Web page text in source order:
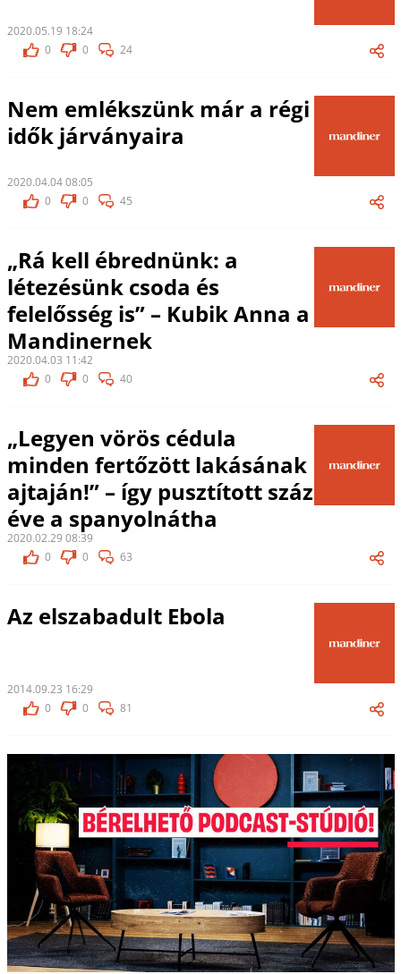
2020.05.19 18:24
0
0 24
Nem emlékszünk már a régi
idők járványaira
2020.04.04 08:05
0
0 45
„Rá kell ébrednünk: a
létezésünk csoda és
felelősség is” – Kubik Anna a
Mandinernek
2020.04.03 11:42
0
0 40
„Legyen vörös cédula
minden fertőzött lakásának
ajtaján!” – így pusztított száz
éve a spanyolnátha
2020.02.29 08:39
0
0 63
Az elszabadult Ebola
2014.09.23 16:29
0
0 81